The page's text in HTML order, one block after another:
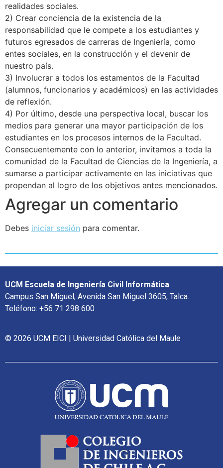
realidades sociales.
2) Crear conciencia de la existencia de la
responsabilidad que le compete a los estudiantes y
futuros egresados de carreras de Ingeniería, como
entes sociales, en la construcción y el devenir de
nuestro país.
3) Involucrar a todos los estamentos de la Facultad
(alumnos, funcionarios y académicos) en las actividades
de reflexión.
4) Por último, desde una perspectiva local, buscar los
medios para generar una mayor participación de los
estudiantes en los procesos internos de la Facultad.
Consecuentemente con lo anterior, invitamos a toda la
comunidad de la Facultad de Ciencias de la Ingeniería, a
sumarse a participar activamente en las iniciativas que
propendan al logro de los objetivos antes mencionados.
Agregar un comentario
Debes iniciar sesión para comentar.
UCM Escuela de Ingeniería Civil Informática
Campus San Miguel, Avenida San Miguel 3605, Talca.
Teléfono: +56 71 298 600
© 2026 UCM EICI | Universidad Católica del Maule